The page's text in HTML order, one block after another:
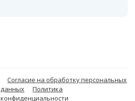
Согласие на обработку персональных
данных
Политика
конфиденциальности